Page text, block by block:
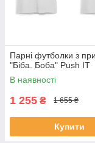
Парні футболки з
"Біба. Боба" Push IT
В наявності
1 255 ₴ 1 655 ₴
Купити